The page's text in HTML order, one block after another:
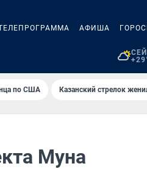
АФИША
по США Казанский стрелок
Муна